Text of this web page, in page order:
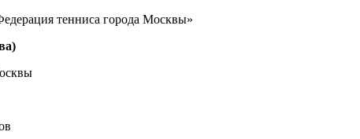
тенниса города Москвы»